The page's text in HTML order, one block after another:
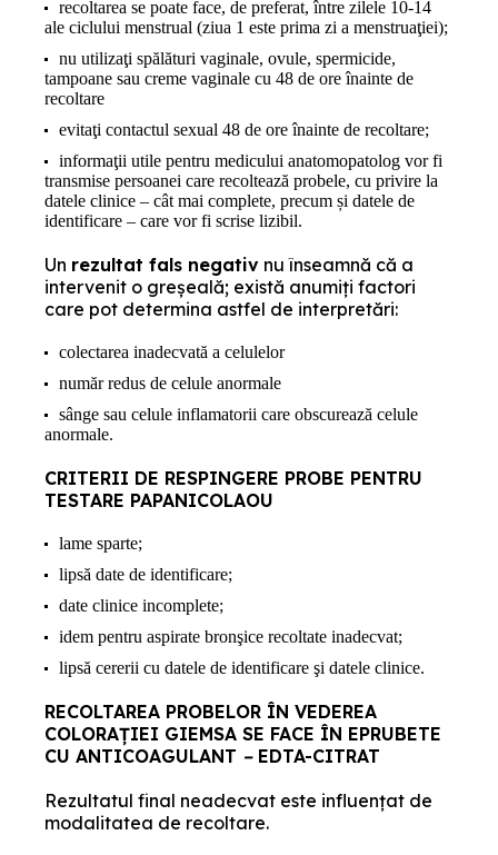
recoltarea se poate face, de preferat, între zilele 10-14
ale ciclului menstrual (ziua 1 este prima zi a menstruaţiei);
nu utilizaţi spălături vaginale, ovule, spermicide,
tampoane sau creme vaginale cu 48 de ore înainte de
recoltare
evitaţi contactul sexual 48 de ore înainte de recoltare;
informaţii utile pentru medicului anatomopatolog vor fi
transmise persoanei care recoltează probele, cu privire la
datele clinice – cât mai complete, precum și datele de
identificare – care vor fi scrise lizibil.
Un rezultat fals negativ nu înseamnă că a
intervenit o greşeală; există anumiţi factori
care pot determina astfel de interpretări:
colectarea inadecvată a celulelor
număr redus de celule anormale
sânge sau celule inflamatorii care obscurează celule
anormale.
CRITERII DE RESPINGERE PROBE PENTRU
TESTARE PAPANICOLAOU
lame sparte;
lipsă date de identificare;
date clinice incomplete;
idem pentru aspirate bronşice recoltate inadecvat;
lipsă cererii cu datele de identificare şi datele clinice.
RECOLTAREA PROBELOR ÎN VEDEREA
COLORAȚIEI GIEMSA SE FACE ÎN EPRUBETE
CU ANTICOAGULANT –EDTA-CITRAT
Rezultatul final neadecvat este influenţat de
modalitatea de recoltare.